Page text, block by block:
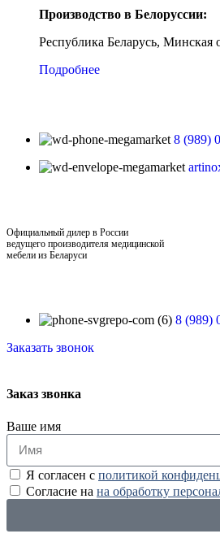
Производство в Белоруссии:
Республика Беларусь,
Подробнее
8 (989)
Официальный дилер в России
ведущего производителя медицинской
мебели из Беларуси
8 (989)
Заказать звонок
Заказ звонка
Ваше имя
Я согласен с политикой
Согласие на на обработку